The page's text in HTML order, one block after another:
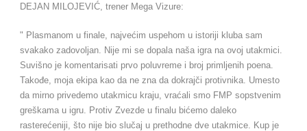
DEJAN MILOJEVIĆ, trener Mega Vizure:
" Plasmanom u finale, najvećim uspehom u istoriji kluba sam
svakako zadovoljan. Nije mi se dopala naša igra na ovoj utakmici.
Suvišno je komentarisati prvo poluvreme i broj primljenih poena.
Takođe, moja ekipa kao da ne zna da dokrajči protivnika. Umesto
da mirno privedemo utakmicu kraju, vraćali smo FMP sopstvenim
greškama u igru. Protiv Zvezde u finalu bićemo daleko
rasterećeniji, što nije bio slučaj u prethodne dve utakmice. Kup je